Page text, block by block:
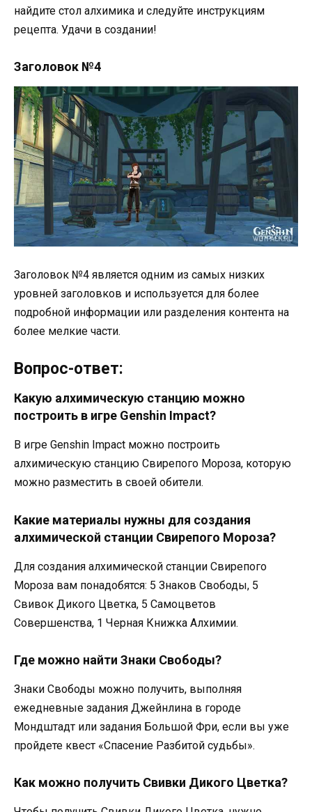
найдите стол алхимика и следуйте инструкциям
рецепта. Удачи в создании!
Заголовок №4
Заголовок №4 является одним из самых низких
уровней заголовков и используется для более
подробной информации или разделения контента на
более мелкие части.
Вопрос-ответ:
Какую алхимическую станцию можно
построить в игре Genshin Impact?
В игре Genshin Impact можно построить
алхимическую станцию Свирепого Мороза, которую
можно разместить в своей обители.
Какие материалы нужны для создания
алхимической станции Свирепого Мороза?
Для создания алхимической станции Свирепого
Мороза вам понадобятся: 5 Знаков Свободы, 5
Свивок Дикого Цветка, 5 Самоцветов
Совершенства, 1 Черная Книжка Алхимии.
Где можно найти Знаки Свободы?
Знаки Свободы можно получить, выполняя
ежедневные задания Джейнлина в городе
Мондштадт или задания Большой Фри, если вы уже
пройдете квест «Спасение Разбитой судьбы».
Как можно получить Свивки Дикого Цветка?